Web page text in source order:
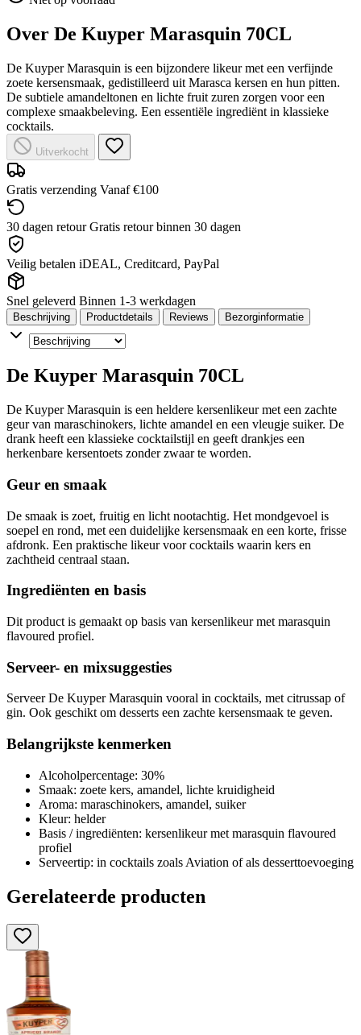
Over De Kuyper Marasquin 70CL
De Kuyper Marasquin is een bijzondere likeur met een verfijnde
zoete kersensmaak, gedistilleerd uit Marasca kersen en hun pitten.
De subtiele amandeltonen en lichte fruit zuren zorgen voor een
complexe smaakbeleving. Een essentiële ingrediënt in klassieke
cocktails.
Uitverkocht
Gratis verzending Vanaf €100
30 dagen retour Gratis retour binnen 30 dagen
Veilig betalen iDEAL, Creditcard, PayPal
Snel geleverd Binnen 1-3 werkdagen
Beschrijving Productdetails Reviews Bezorginformatie
De Kuyper Marasquin 70CL
De Kuyper Marasquin is een heldere kersenlikeur met een zachte
geur van maraschinokers, lichte amandel en een vleugje suiker. De
drank heeft een klassieke cocktailstijl en geeft drankjes een
herkenbare kersentoets zonder zwaar te worden.
Geur en smaak
De smaak is zoet, fruitig en licht nootachtig. Het mondgevoel is
soepel en rond, met een duidelijke kersensmaak en een korte, frisse
afdronk. Een praktische likeur voor cocktails waarin kers en
zachtheid centraal staan.
Ingrediënten en basis
Dit product is gemaakt op basis van kersenlikeur met marasquin
flavoured profiel.
Serveer- en mixsuggesties
Serveer De Kuyper Marasquin vooral in cocktails, met citrussap of
gin. Ook geschikt om desserts een zachte kersensmaak te geven.
Belangrijkste kenmerken
Alcoholpercentage: 30%
Smaak: zoete kers, amandel, lichte kruidigheid
Aroma: maraschinokers, amandel, suiker
Kleur: helder
Basis / ingrediënten: kersenlikeur met marasquin flavoured
profiel
Serveertip: in cocktails zoals Aviation of als desserttoevoeging
Gerelateerde producten